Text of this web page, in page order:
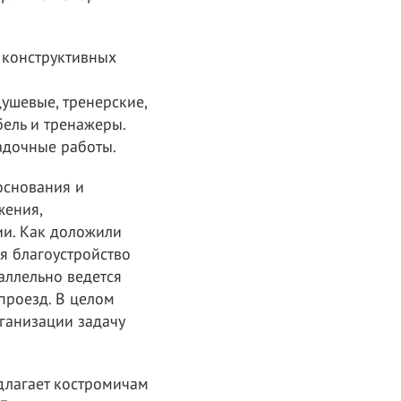
тренерские,
и тренажеры.
работы.
и
Как доложили
ведется
В целом
задачу
костромичам